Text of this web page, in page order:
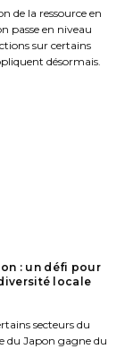
de la ressource en
passe en niveau
sur certains
désormais.
: un défi pour
locale
secteurs du
du Japon gagne du